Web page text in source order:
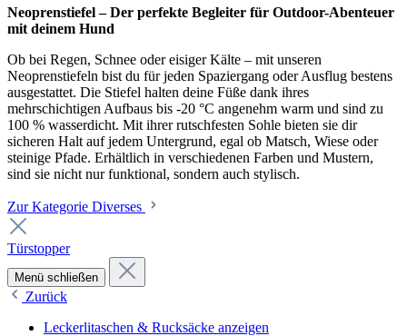
Neoprenstiefel – Der perfekte Begleiter für Outdoor-Abenteuer
mit deinem Hund
Ob bei Regen, Schnee oder eisiger Kälte – mit unseren
Neoprenstiefeln bist du für jeden Spaziergang oder Ausflug bestens
ausgestattet. Die Stiefel halten deine Füße dank ihres
mehrschichtigen Aufbaus bis -20 °C angenehm warm und sind zu
100 % wasserdicht. Mit ihrer rutschfesten Sohle bieten sie dir
sicheren Halt auf jedem Untergrund, egal ob Matsch, Wiese oder
steinige Pfade. Erhältlich in verschiedenen Farben und Mustern,
sind sie nicht nur funktional, sondern auch stylisch.
Zur Kategorie Diverses
Türstopper
Menü schließen
Zurück
Leckerlitaschen & Rucksäcke anzeigen